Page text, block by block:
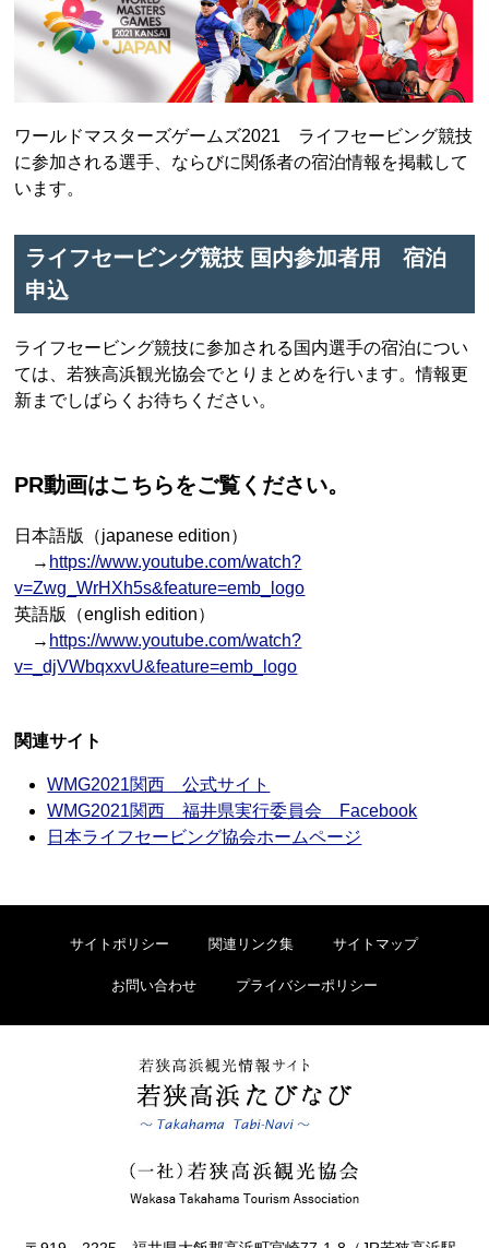
ワールドマスターズゲームズ2021 ライフセービング競技
に参加される選手、ならびに関係者の宿泊情報を掲載して
います。
ライフセービング競技 国内参加者用 宿泊
申込
ライフセービング競技に参加される国内選手の宿泊につい
ては、若狭高浜観光協会でとりまとめを行います。情報更
新までしばらくお待ちください。
PR動画はこちらをご覧ください。
日本語版（japanese edition）
→ https://www.youtube.com/watch?
v=Zwg_WrHXh5s&feature=emb_logo
英語版（english edition）
→ https://www.youtube.com/watch?
v=_djVWbqxxvU&feature=emb_logo
関連サイト
WMG2021関西 公式サイト
WMG2021関西 福井県実行委員会 Facebook
日本ライフセービング協会ホームページ
サイトポリシー 関連リンク集 サイトマップ
お問い合わせ プライバシーポリシー